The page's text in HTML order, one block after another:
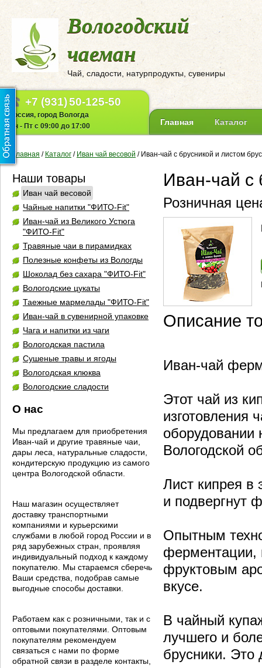
Вологодский
чаеман
Чай, сладости, натурпродукты, сувениры
+7 (931)50-125-50
Россия, город Вологда
Пн - Пт с 09:00 до 17:00
Главная Каталог
Главная / Каталог / Иван чай весовой / Иван-чай с брусникой и листом
Наши товары
Иван чай весовой
Чайные напитки "ФИТО-Fit"
Иван-чай из Великого Устюга
"ФИТО-Fit"
Травяные чаи в пирамидках
Полезные конфеты из Вологды
Шоколад без сахара "ФИТО-Fit"
Вологодские цукаты
Таежные мармелады "ФИТО-Fit"
Иван-чай в сувенирной упаковке
Чага и напитки из чаги
Вологодская пастила
Сушеные травы и ягоды
Вологодская клюква
Вологодские сладости
О нас
Мы предлагаем для приобретения
Иван-чай и другие травяные чаи,
дары леса, натуральные сладости,
кондитерскую продукцию из самого
центра Вологодской области.
Наш магазин осуществляет
доставку транспортными
компаниями и курьерскими
службами в любой город России и в
ряд зарубежных стран, проявляя
индивидуальный подход к каждому
покупателю. Мы стараемся сберечь
Ваши средства, подобрав самые
выгодные способы доставки.
Работаем как с розничными, так и с
оптовыми покупателями. Оптовым
покупателям рекомендуем
связаться с нами по форме
обратной связи в разделе контакты,
Иван-чай с
Розничная
Описание
Иван-чай
Этот чай из
изготовления
оборудовании
Вологодской
Лист кипрея в
и подвергнут
Опытным
ферментации,
фруктовым
вкусе.
В чайный
лучшего и
брусники. Это